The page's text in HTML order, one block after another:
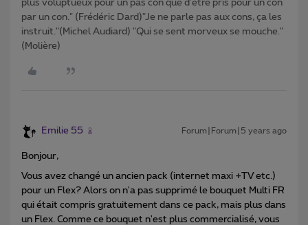
plus voluptueux pour un pas con que d'être pris pour un con
par un con." (Frédéric Dard)"Je ne parle pas aux cons, ça les
instruit."(Michel Audiard) "Qui se sent morveux se mouche."
(Molière)
Emilie 55 Forum|Forum|5 years ago
Bonjour,
Vous avez changé un ancien pack (internet maxi +TV etc.)
pour un Flex? Alors on n'a pas supprimé le bouquet Multi FR
qui était compris gratuitement dans ce pack, mais plus dans
un Flex. Comme ce bouquet n'est plus commercialisé, vous